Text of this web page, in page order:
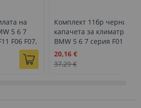
на
5 6 7
F06 F07,
Комплект 11бр черни
капачета за
BMW 5 6 7 серия F01 F02
F11 F12 F13 F06 F07
Промо
цена
20,16 €
37,29 €